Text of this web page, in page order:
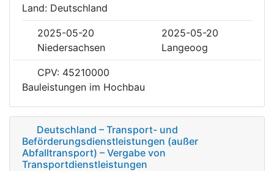
Land: Deutschland
2025-05-20
2025-05-20
Niedersachsen
Langeoog
CPV: 45210000
Bauleistungen im Hochbau
Deutschland – Transport- und
Beförderungsdienstleistungen (außer
Abfalltransport) – Vergabe von
Transportdienstleistungen